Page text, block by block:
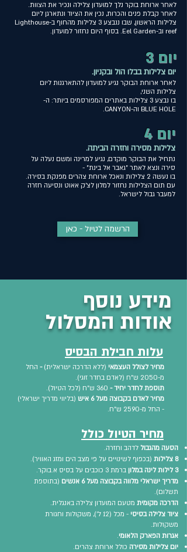
לאחר ארוחת בוקר נלך למועדון צלילה ונכיר את הצוות.
לאחר קבלת פנים והכרות, נכין את הציוד ונתארגן ליום
צלילות הראשון, שבו ננבצע 3 צלילות מהחוף ב-Lighthouse
reef וב-Eel Garden. בסוף היום נחזור למועדון.
יום צלילות בבלו הול ובקניון.
לאחר ארוחת הבוקר נגיע למועדון להתארגנות ליום
צלילות השני,
בו נבצע 3 צלילות באתרים המפורסמים ביותר:
ה-
BLUE HOLE וה-CANYON.
יום 3
צלילות מסירה וחזרה הביתה.
נתחיל את הבוקר מוקדם, נגיע למרינה ומשם נעלה על
סירה ונצא לאתר "גאבר אל בינת" -
בו נעשה 2 צלילות ונאכל ארוחת צהרים מפנקת בסירה.
עם תום הצלילות נחזור למלון לצ'ק אאוט ונסיעה חזרה
למעבר גבול לישראל.
יום 4
הרשמה לטיול - כאן
מידע נוסף
אודות המסלול
עלות חבילת הבסיס
מחיר לצולל העצמאי (ללא הדרכה ישראלית) - החל
מ-2050 ש"ח (לאדם בחדר זוגי).
תוספת לחדר יחיד - 360 ש"ח (לכל הטיול).
מחיר לאדם בקבוצה מעל 6 איש
(בליווי מדריך ישראלי)
- החל מ-2590 ש"ח.
מחיר הטיול כולל
הסעה מהגבול לדהב וחזרה.
8 צלילות
(בכפוף לשינויים על פי מצב הים ומזג האוויר).
3 לילות לינה במלון
ברמת 3 כוכבים על בסיס א.בוקר.
מדריך ישראלי מלווה בקבוצה מעל 6 אנשים
(בתוספת
תשלום).
הדרכה מקומית מטעם המועדון צלילה באנגלית.
ציוד צלילה בסיסי
- מכל (12 ל'), משקולות וחגורת
משקולות.
אגרות הפארק הלאומי.
יום צלילות מסירה כולל ארוחת צהרים.